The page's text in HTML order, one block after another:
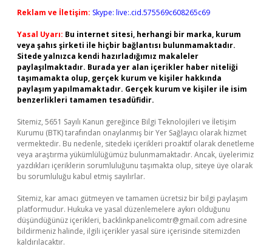
Reklam ve İletişim: Skype: live:.cid.575569c608265c69
Yasal Uyarı: Bu internet sitesi, herhangi bir marka, kurum
veya şahıs şirketi ile hiçbir bağlantısı bulunmamaktadır.
Sitede yalnızca kendi hazırladığımız makaleler
paylaşılmaktadır. Burada yer alan içerikler haber niteliği
taşımamakta olup, gerçek kurum ve kişiler hakkında
paylaşım yapılmamaktadır. Gerçek kurum ve kişiler ile isim
benzerlikleri tamamen tesadüfidir.
Sitemiz, 5651 Sayılı Kanun gereğince Bilgi Teknolojileri ve İletişim
Kurumu (BTK) tarafından onaylanmış bir Yer Sağlayıcı olarak hizmet
vermektedir. Bu nedenle, sitedeki içerikleri proaktif olarak denetleme
veya araştırma yükümlülüğümüz bulunmamaktadır. Ancak, üyelerimiz
yazdıkları içeriklerin sorumluluğunu taşımakta olup, siteye üye olarak
bu sorumluluğu kabul etmiş sayılırlar.
Sitemiz, kar amacı gütmeyen ve tamamen ücretsiz bir bilgi paylaşım
platformudur. Hukuka ve yasal düzenlemelere aykırı olduğunu
düşündüğünüz içerikleri, backlinkpanelicomtr@gmail.com adresine
bildirmeniz halinde, ilgili içerikler yasal süre içerisinde sitemizden
kaldırılacaktır.